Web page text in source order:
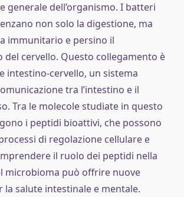
generale dell’organismo. I batteri
non solo la digestione, ma
immunitario e persino il
cervello. Questo collegamento è
intestino-cervello, un sistema
tra l’intestino e il
Tra le molecole studiate in questo
i peptidi bioattivi, che possono
di regolazione cellulare e
il ruolo dei peptidi nella
microbioma può offrire nuove
la salute intestinale e mentale.